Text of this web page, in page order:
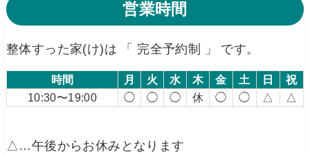
営業時間
整体すった家(け)は 「 完全予約制 」 です。
時間 月 火 水 木 金 土 日
祝
10:30〜19:00
◯ ◯ ◯ 休 ◯ ◯ △ △
△…午後からお休みとなります